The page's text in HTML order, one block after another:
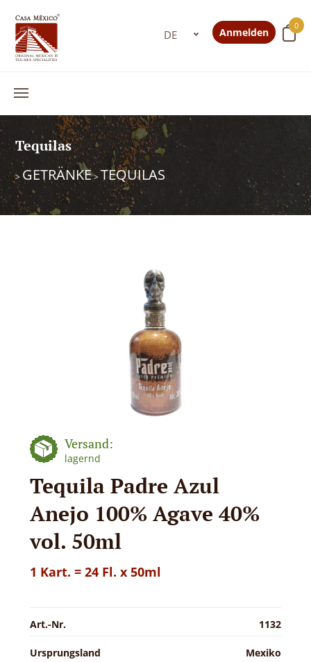
0
Anmelden
Tequilas
> GETRÄNKE>TEQUILAS
Versand:
lagernd
Tequila Padre Azul
Anejo 100% Agave 40%
vol. 50ml
1 Kart. = 24 Fl. x 50ml
Art.-Nr. 1132
Ursprungsland Mexiko